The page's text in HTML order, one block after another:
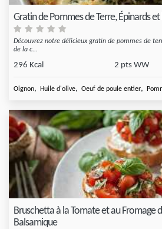
Gratin de Pommes de Terre, Épinards
Découvrez notre délicieux gratin de pommes de
de la c...
296 Kcal 2 pts WW
Oignon, Huile d'olive, Oeuf de poule entier,
Bruschetta à la Tomate et au Fromage
Balsamique